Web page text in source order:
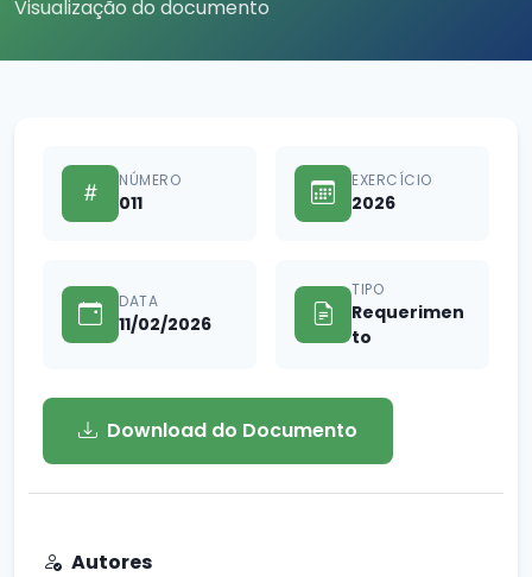
Visualização do documento
NÚMERO
011
EXERCÍCIO
2026
DATA
11/02/2026
TIPO
Requerimen
to
Download do Documento
Autores